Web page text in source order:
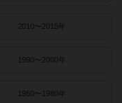
2010〜2015年
1990〜2000年
1950〜1980年